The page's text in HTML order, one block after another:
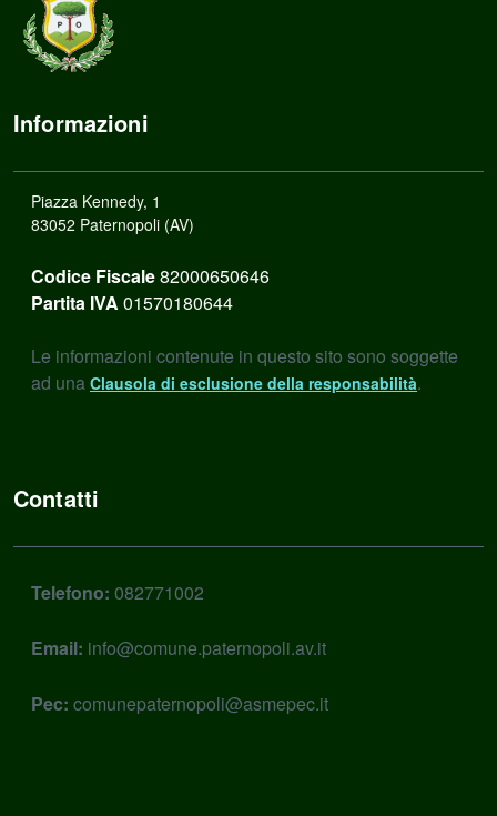
Informazioni
Piazza Kennedy, 1
83052 Paternopoli (AV)
Codice Fiscale82000650646
Partita IVA 01570180644
Le informazioni contenute in questo sito sono soggette
ad una Clausola di esclusione della responsabilità.
Contatti
Telefono: 082771002
Email: info@comune.paternopoli.av.it
Pec: comunepaternopoli@asmepec.it